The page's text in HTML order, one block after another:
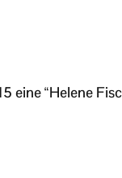
eine “Helene